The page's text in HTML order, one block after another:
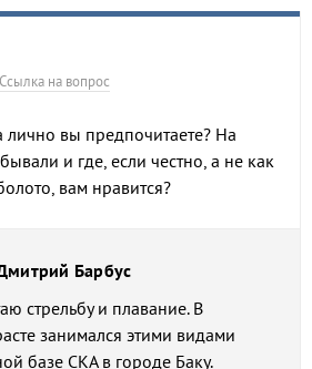
Ссылка на вопрос
вы предпочитаете? На
и где, если честно, а не как
вам нравится?
Барбус
стрельбу и плавание. В
занимался этими видами
базе СКА в городе Баку.